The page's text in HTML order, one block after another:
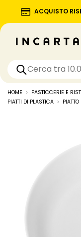
ACQUISTO
HOME PASTICCERIE E
PIATTI DI PLASTICA